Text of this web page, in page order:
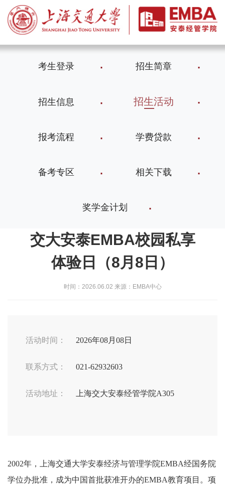
考生登录 招生简章
招生信息 招生活动
报考流程 学费贷款
备考专区 相关下载
奖学金计划
交大安泰EMBA校园私享
体验日（8月8日）
时间：2026.06.02 来源：EMBA中心
活动时间： 2026年08月08日
联系方式： 021-62932603
活动地址： 上海交大安泰经管学院A305
2002年，上海交通大学安泰经济与管理学院EMBA经国务院
学位办批准，成为中国首批获准开办的EMBA教育项目。项